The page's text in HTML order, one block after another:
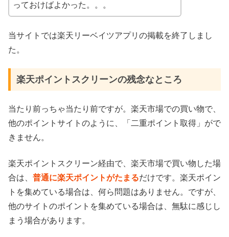
っておけばよかった。。。
当サイトでは楽天リーベイツアプリの掲載を終了しまし
た。
楽天ポイントスクリーンの残念なところ
当たり前っちゃ当たり前ですが。楽天市場での買い物で、
他のポイントサイトのように、「二重ポイント取得」がで
きません。
楽天ポイントスクリーン経由で、楽天市場で買い物した場
合は、 普通に楽天ポイントがたまるだけです。楽天ポイン
トを集めている場合は、何ら問題はありません。ですが、
他のサイトのポイントを集めている場合は、無駄に感じし
まう場合があります。